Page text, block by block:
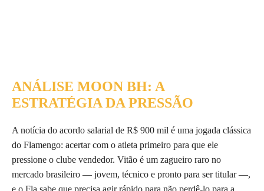
ANÁLISE MOON BH: A
ESTRATÉGIA DA PRESSÃO
A notícia do acordo salarial de R$ 900 mil é uma jogada clássica
do Flamengo: acertar com o atleta primeiro para que ele
pressione o clube vendedor. Vitão é um zagueiro raro no
mercado brasileiro — jovem, técnico e pronto para ser titular —,
e o Fla sabe que precisa agir rápido para não perdê-lo para a